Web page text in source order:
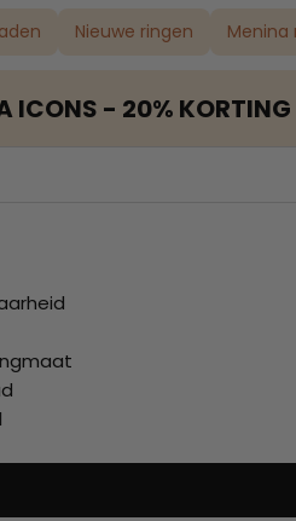
Nieuwe ringen Menina
ICONS - 20% KORTING